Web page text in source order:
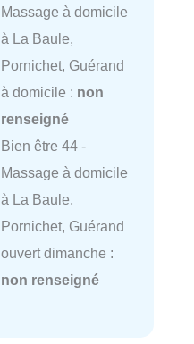
Massage à domicile
à La Baule,
Pornichet, Guérand
à domicile : non
renseigné
Bien être 44 -
Massage à domicile
à La Baule,
Pornichet, Guérand
ouvert dimanche :
non renseigné